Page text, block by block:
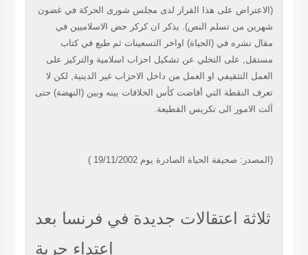
(الاعتراض على هذا القرار لدى مجلس شورى الحركة في غضون
شهرين من تسلم النص). يذكر ان كركر حض الاسلاميين في
مقال نشره في (الحياة) اواخر التسعينات ثم طبع في كتاب
مستقل, على التخلي عن تشكيل احزاب اسلامية والتركيز على
العمل التثقيفي او العمل من داخل الاحزاب غير الدينية, لكن لا
تعرف النقطة التي أفاضت كأس الخلافات بينه وبين (النهضة) حتى
آلت الامور الى تكريس القطيعة.
(المصدر: صحيفة الحياة الصادرة يوم 19/11/2002 )
ثلاثة اعتقالات جديدة في فرنسا بعد
اعتداء جربة